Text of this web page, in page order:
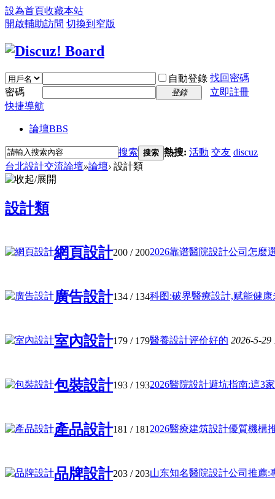
設為首頁收藏本站
開啟輔助訪問 切換到窄版
自動登錄 找回密碼
密碼
登錄
立即註冊
快捷導航
論壇BBS
搜索 搜索 熱搜: 活動 交友 discuz
台北設計交流論壇»論壇› 設計類
設計類
網頁設計200 / 2002026靠谱醫院設計公司怎麼
廣告設計134 / 134科图:破界醫療設計,赋能健康
室內設計179 / 179醫養設計评价好的 2026-5-
包裝設計193 / 1932026醫院設計避坑指南:這3
產品設計181 / 181 2026醫療建筑設計優質機構
品牌設計203 / 203山东知名醫院設計公司推薦: